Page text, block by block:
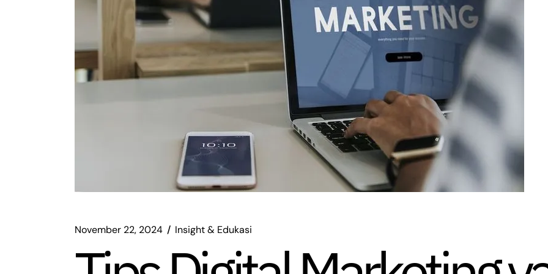
November 22, 2024 Insight & Edukasi